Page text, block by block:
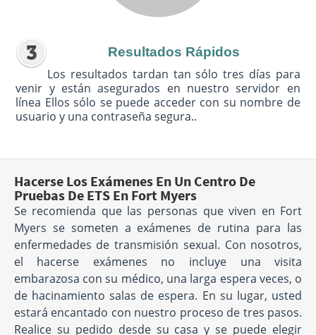
Resultados Rápidos
Los resultados tardan tan sólo tres días para
venir y están asegurados en nuestro servidor en
línea Ellos sólo se puede acceder con su nombre de
usuario y una contraseña segura..
Hacerse Los Exámenes En Un Centro De
Pruebas De ETS En Fort Myers
Se recomienda que las personas que viven en Fort
Myers se someten a exámenes de rutina para las
enfermedades de transmisión sexual. Con nosotros,
el hacerse exámenes no incluye una visita
embarazosa con su médico, una larga espera veces, o
de hacinamiento salas de espera. En su lugar, usted
estará encantado con nuestro proceso de tres pasos.
Realice su pedido desde su casa y se puede elegir